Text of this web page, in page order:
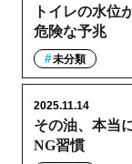
トイレの水位
危険な予兆
未分類
その油、本当
NG習慣
2025.11.14